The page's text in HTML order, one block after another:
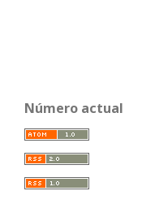
Número actual